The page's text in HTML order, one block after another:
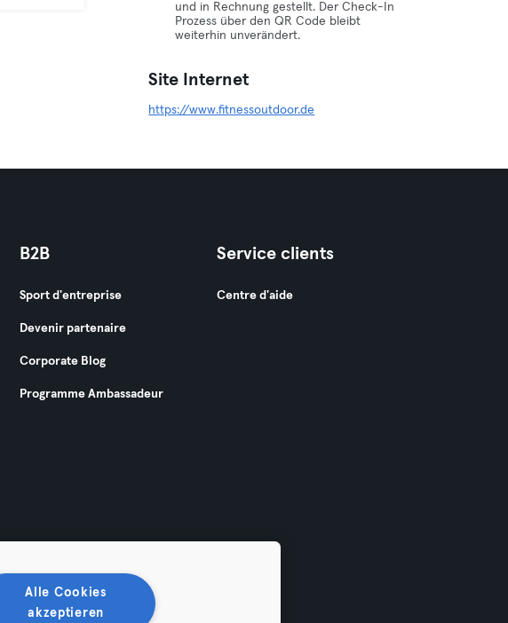
und in Rechnung gestellt. Der Check-In
Prozess über den QR Code bleibt
weiterhin unverändert.
Site Internet
https://www.fitnessoutdoor.de
B2B
Sport d'entreprise
Devenir partenaire
Corporate Blog
Programme Ambassadeur
Service clients
Centre d'aide
Alle Cookies
akzeptieren